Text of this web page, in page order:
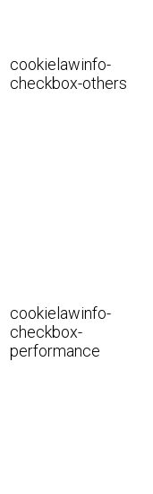
cookielawinfo-
checkbox-others
cookielawinfo-
checkbox-
performance